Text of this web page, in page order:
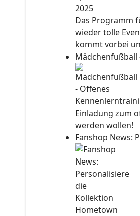
Das Programm
wieder tolle
kommt vorbei
Einladung zum
werden wollen!
Fanshop News: